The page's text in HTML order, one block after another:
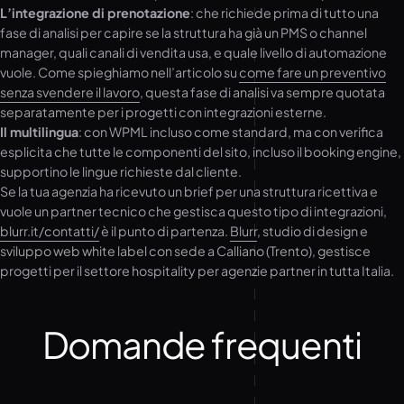
L’integrazione di prenotazione: che richiede prima di tutto una
fase di analisi per capire se la struttura ha già un PMS o channel
manager, quali canali di vendita usa, e quale livello di automazione
vuole. Come spieghiamo nell’articolo sucome fare un preventivo
senza svendere il lavoro, questa fase di analisi va sempre quotata
separatamente per i progetti con integrazioni esterne.
Il multilingua: con WPML incluso come standard, ma con verifica
esplicita che tutte le componenti del sito, incluso il booking engine,
supportino le lingue richieste dal cliente.
Se la tua agenzia ha ricevuto un brief per una struttura ricettiva e
vuole un partner tecnico che gestisca questo tipo di integrazioni,
blurr.it/contatti/è il punto di partenza. Blurr, studio di design e
sviluppo web white label con sede a Calliano (Trento), gestisce
progetti per il settore hospitality per agenzie partner in tutta Italia.
Domande frequenti